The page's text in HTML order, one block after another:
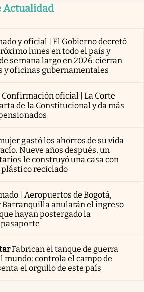
Actualidad
y oficial | El Gobierno decretó
lunes en todo el país y
semana largo en 2026: cierran
y oficinas gubernamentales
Confirmación oficial | La Corte
de la Constitucional y da más
gastó los ahorros de su vida
Nueve años después, un
le construyó una casa con
plástico reciclado
| Aeropuertos de Bogotá,
Barranquilla anularán el ingreso
hayan postergado la
Fabrican el tanque de guerra
mundo: controla el campo de
el orgullo de este país